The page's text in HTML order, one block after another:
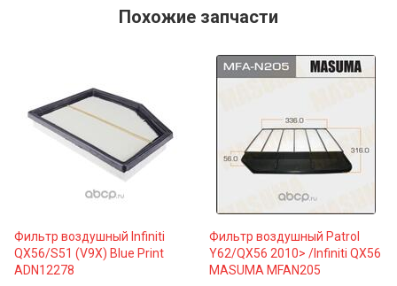
Похожие запчасти
Фильтр воздушный Infiniti
QX56/S51 (V9X) Blue Print
ADN12278
Фильтр воздушный Patrol
Y62/QX56 2010> /Infiniti QX56
MASUMA MFAN205